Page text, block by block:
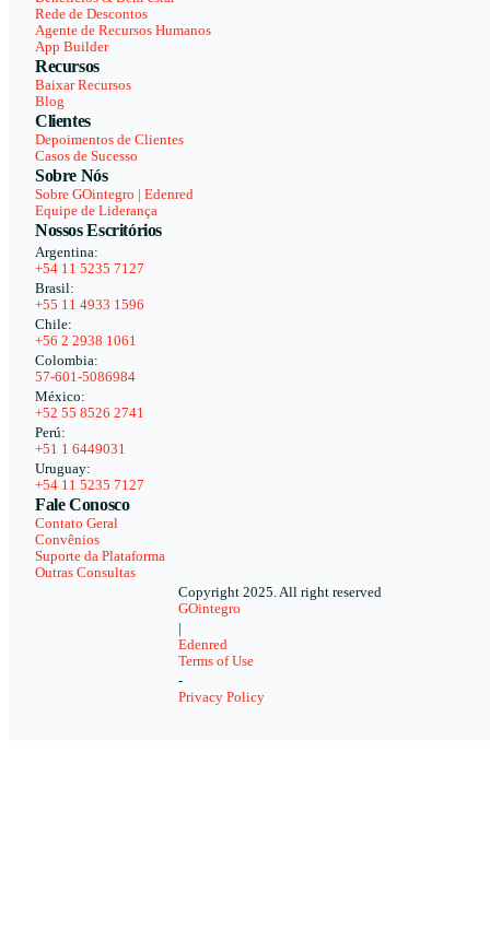
Rede de Descontos
Agente de Recursos Humanos
App Builder
Recursos
Baixar Recursos
Blog
Clientes
Depoimentos de Clientes
Casos de Sucesso
Sobre Nós
Sobre GOintegro | Edenred
Equipe de Liderança
Nossos Escritórios
Argentina:
+54 11 5235 7127
Brasil:
+55 11 4933 1596
Chile:
+56 2 2938 1061
Colombia:
57-601-5086984
México:
+52 55 8526 2741
Perú:
+51 1 6449031
Uruguay:
+54 11 5235 7127
Fale Conosco
Contato Geral
Convênios
Suporte da Plataforma
Outras Consultas
Copyright 2025. All right reserved
GOintegro
Edenred
Terms of Use
-
Privacy Policy